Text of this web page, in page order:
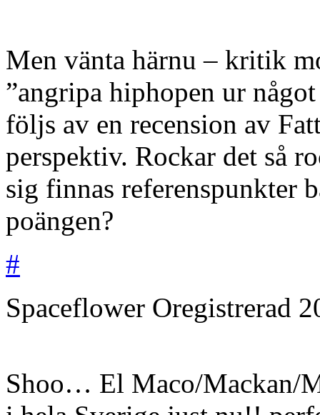
Men vänta härnu – kritik
”angripa hiphopen ur
följs av en recension av
perspektiv. Rockar det så
sig finnas referenspunkter
poängen?
#
Spaceflower Oregistrerad
Shoo… El Maco/Mackan/